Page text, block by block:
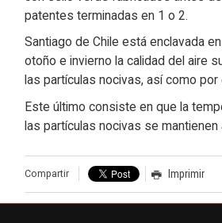
patentes terminadas en 1 o 2.
Santiago de Chile está enclavada
otoño e invierno la calidad del aire
las partículas nocivas, así como
Este último consiste en que la
las partículas nocivas se mantienen
Compartir Imprimir